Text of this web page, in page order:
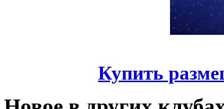
Купить